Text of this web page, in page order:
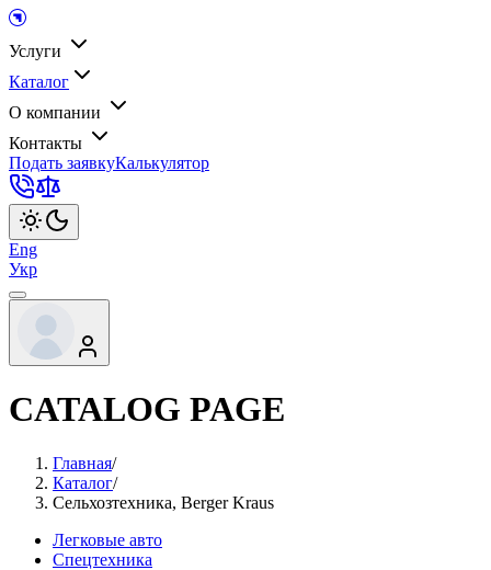
Услуги
Каталог
О компании
Контакты
Подать заявкуКалькулятор
Eng
Укр
CATALOG PAGE
Главная/
Каталог/
Сельхозтехника, Berger Kraus
Легковые авто
Спецтехника